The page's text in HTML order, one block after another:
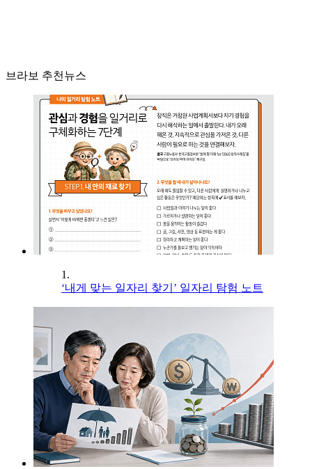
브라보 추천뉴스
1.
‘내게 맞는 일자리 찾기’ 일자리 탐험 노트